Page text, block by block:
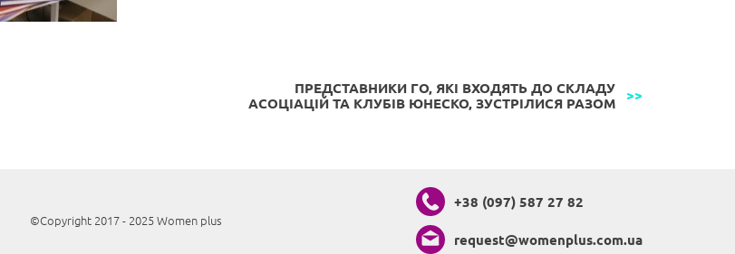
ПРЕДСТАВНИКИ ГО, ЯКІ ВХОДЯТЬ ДО СКЛАДУ
АСОЦІАЦІЙ ТА КЛУБІВ ЮНЕСКО, ЗУСТРІЛИСЯ РАЗОМ
©Copyright 2017 - 2025 Women plus
+38 (097) 587 27 82
request@womenplus.com.ua